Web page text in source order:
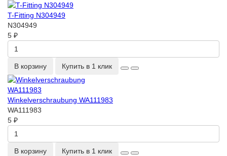
T-Fitting N304949
N304949
5 ₽
В корзину Купить в 1 клик
Winkelverschraubung WA111983
WA111983
5 ₽
В корзину Купить в 1 клик